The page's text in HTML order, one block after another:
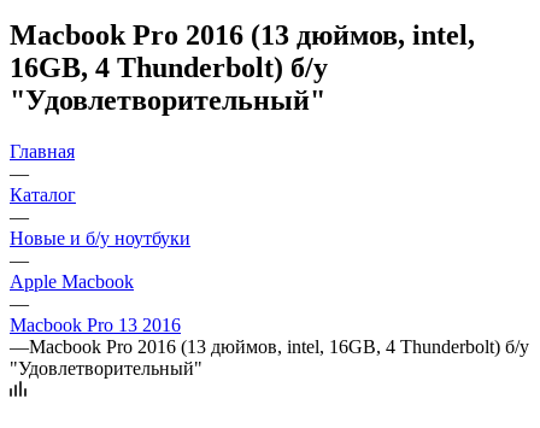
Macbook Pro 2016 (13 дюймов, intel,
16GB, 4 Thunderbolt) б/у
"Удовлетворительный"
Главная
—
Каталог
—
Новые и б/у ноутбуки
—
Apple Macbook
—
Macbook Pro 13 2016
—Macbook Pro 2016 (13 дюймов, intel, 16GB, 4 Thunderbolt) б/у
"Удовлетворительный"